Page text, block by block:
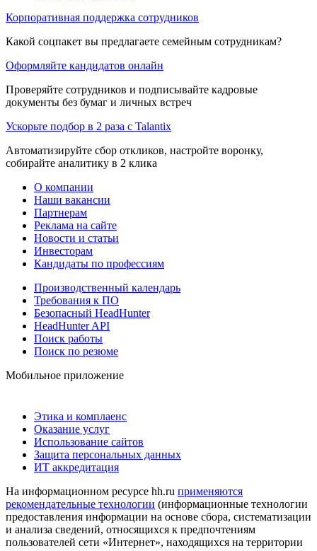
Корпоративная поддержка сотрудников
Какой соцпакет вы предлагаете семейным сотрудникам?
Оформляйте кандидатов онлайн
Проверяйте сотрудников и подписывайте кадровые
документы без бумаг и личных встреч
Ускорьте подбор в 2 раза с Talantix
Автоматизируйте сбор откликов, настройте воронку,
собирайте аналитику в 2 клика
О компании
Наши вакансии
Партнерам
Реклама на сайте
Новости и статьи
Инвесторам
Кандидаты по профессиям
Производственный календарь
Требования к ПО
Безопасный HeadHunter
HeadHunter API
Поиск работы
Поиск по резюме
Мобильное приложение
Этика и комплаенс
Оказание услуг
Использование сайтов
Защита персональных данных
ИТ аккредитация
На информационном ресурсе hh.ru применяются
рекомендательные технологии (информационные технологии
предоставления информации на основе сбора, систематизации
и анализа сведений, относящихся к предпочтениям
пользователей сети «Интернет», находящихся на территории